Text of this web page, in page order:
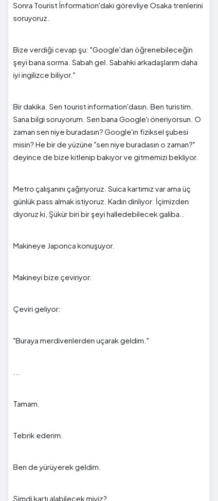
Sonra Tourist İnformation'daki görevliye Osaka trenlerini
soruyoruz.
Bize verdiği cevap şu: "Google'dan öğrenebileceğin
şeyi bana sorma. Sabah gel. Sabahki arkadaşlarım daha
iyi ingilizce biliyor."
Bir dakika. Sen tourist information'dasın. Ben turistim.
Sana bilgi soruyorum. Sen bana Google'ı öneriyorsun. O
zaman sen niye buradasın? Google'ın fiziksel şubesi
misin? He bir de yüzüne "sen niye buradasın o zaman?"
deyince de bize kitlenip bakıyor ve gitmemizi bekliyor.
Metro çalışanını çağırıyoruz. Suica kartımız var ama üç
günlük pass almak istiyoruz. Kadın dinliyor. İçimizden
diyoruz ki, Şükür biri bir şeyi halledebilecek galiba..
Makineye Japonca konuşuyor.
Makineyi bize çeviriyor.
Çeviri geliyor:
"Buraya merdivenlerden uçarak geldim."
Tamam.
Tebrik ederim.
Ben de yürüyerek geldim.
Şimdi kartı alabilecek miyiz?